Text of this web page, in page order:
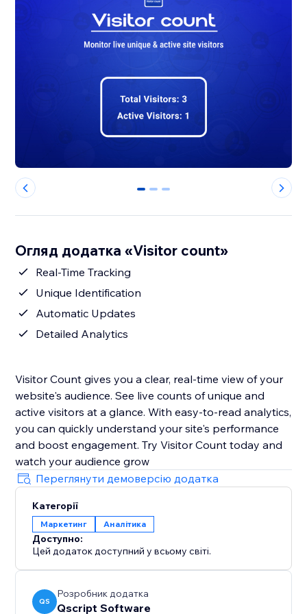
0 1 2
Огляд додатка «Visitor count»
Real-Time Tracking
Unique Identification
Automatic Updates
Detailed Analytics
Visitor Count gives you a clear, real-time view of your
website's audience. See live counts of unique and
active visitors at a glance. With easy-to-read analytics,
you can quickly understand your site's performance
and boost engagement. Try Visitor Count today and
watch your audience grow
Переглянути демоверсію додатка
Категорії
Маркетинг Аналітика
Доступно:
Цей додаток доступний у всьому світі.
QS
Розробник додатка
Qscript Software